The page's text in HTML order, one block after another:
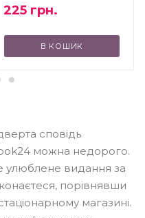
225 грн.
В КОШИК
сповідь
можна недорого.
видання за
порівнявши
магазині.